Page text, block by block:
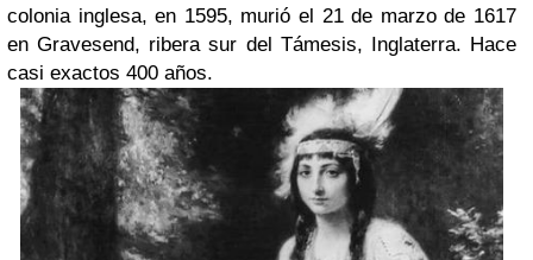
colonia inglesa, en 1595, murió el 21 de marzo de 1617
en Gravesend, ribera sur del Támesis, Inglaterra. Hace
casi exactos 400 años.